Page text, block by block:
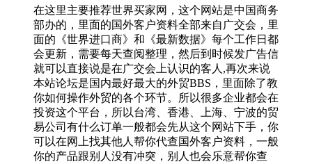
在这里主要推荐世界买家网，这个网站是中国商务
部办的，里面的国外客户资料全部来自广交会，里
面的《世界进口商》和《最新数据》每个工作日都
会更新，需要每天查阅整理，然后到时候发广告信
就可以直接说是在广交会上认识的客人,再次来说
本站论坛是国内最好最大的外贸BBS，里面除了教
你如何操作外贸的各个环节。所以很多企业都会在
投资这个平台，所以台湾、香港、上海、宁波的贸
易公司有什么订单一般都会先从这个网站下手，你
可以在网上找其他人帮你代查国外客户资料，一般
你的产品跟别人没有冲突，别人也会乐意帮你查